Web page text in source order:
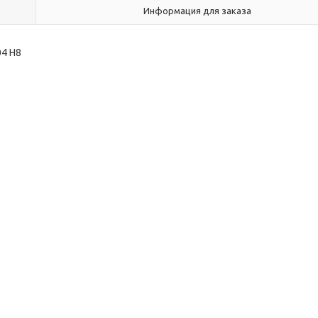
Информация для заказа
H8